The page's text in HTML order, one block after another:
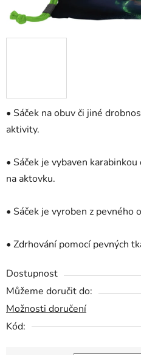
• Sáček na obuv či jiné
aktivity.
• Sáček je vybaven
na aktovku.
• Sáček je vyroben z
• Zdrhování pomocí pevných
Dostupnost
Můžeme doručit do:
Možnosti doručení
Kód: